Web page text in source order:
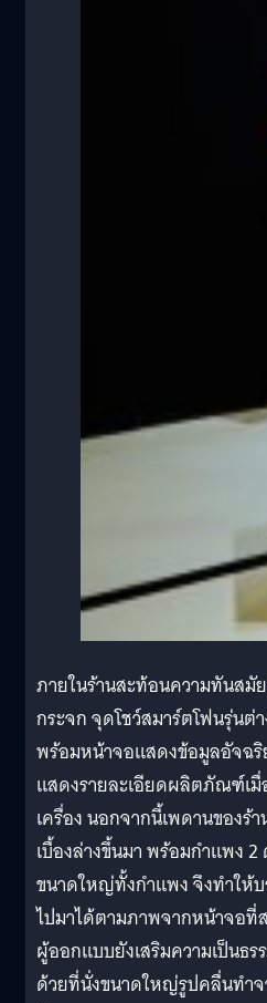
ภายในร้านสะท้อนความทันส
กระจก จุดโชว์สมาร์ตโฟนรุ่นต่
พร้อมหน้าจอแสดงข้อมูลอัจฉริ
แสดงรายละเอียดผลิตภัณฑ์เ
เครื่อง นอกจากนี้เพดานของร้
เบื้องล่างขึ้นมา พร้อมกำแพง
ขนาดใหญ่ทั้งกำแพง จึงทำให้
ไปมาได้ตามภาพจากหน้าจอที่
ผู้ออกแบบยังเสริมความเป็นธ
ด้วยที่นั่งขนาดใหญ่รูปคลื่นทำจ